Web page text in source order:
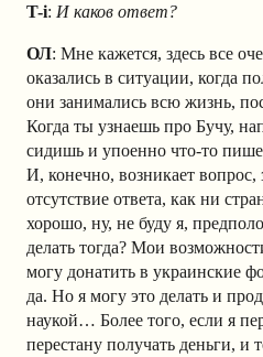
T-i: И каков ответ?
ОЛ: Мне кажется, здесь все
оказались в ситуации, когда
они занимались всю жизнь,
Когда ты узнаешь про Бучу,
сидишь и упоенно что-то
И, конечно, возникает вопрос,
отсутствие ответа, как ни
хорошо, ну, не буду я,
делать тогда? Мои
могу донатить в украинские
да. Но я могу это делать и
наукой… Более того, если я
перестану получать деньги, и